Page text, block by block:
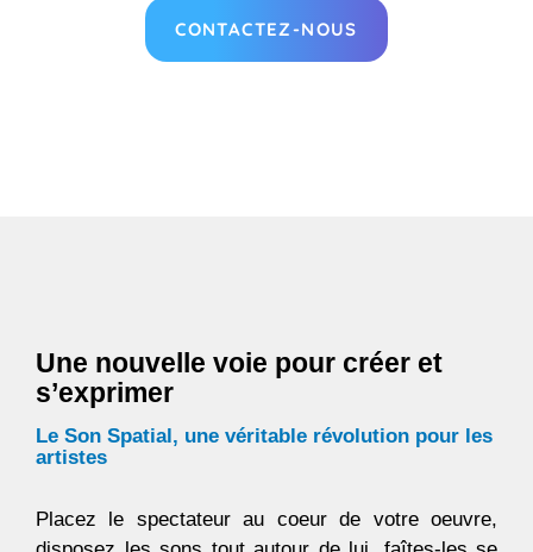
CONTACTEZ-NOUS
Une nouvelle voie pour créer et
s’exprimer
Le Son Spatial, une véritable révolution pour les
artistes
Placez le spectateur au coeur de votre oeuvre,